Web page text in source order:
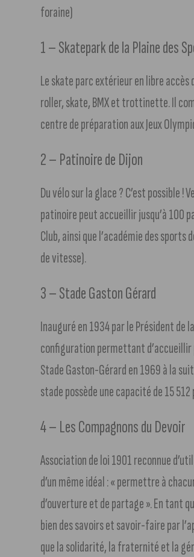
foraine)
1 – Skatepark de la Plaine des
Le skate parc extérieur en libre accès
roller, skate, BMX et trottinette. Il
centre de préparation aux Jeux
2 – Patinoire de Dijon
Du vélo sur la glace ? C’est possible
patinoire peut accueillir jusqu’à 100
Club, ainsi que l’académie des
de vitesse).
3 – Stade Gaston Gérard
Inauguré en 1934 par le Président de
configuration permettant
Stade Gaston-Gérard en 1969 à la
stade possède une capacité de 15
4 – Les Compagnons du Devoir
Association de loi 1901 reconnue
d’un même idéal : « permettre à
d’ouverture et de partage ». En tant
bien des savoirs et savoir-faire par
que la solidarité, la fraternité et la